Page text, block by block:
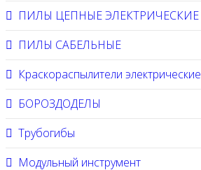
ПИЛЫ ЦЕПНЫЕ ЭЛЕКТРИЧЕСКИЕ
ПИЛЫ САБЕЛЬНЫЕ
Краскораспылители электрические
БОРОЗДОДЕЛЫ
Трубогибы
Модульный инструмент